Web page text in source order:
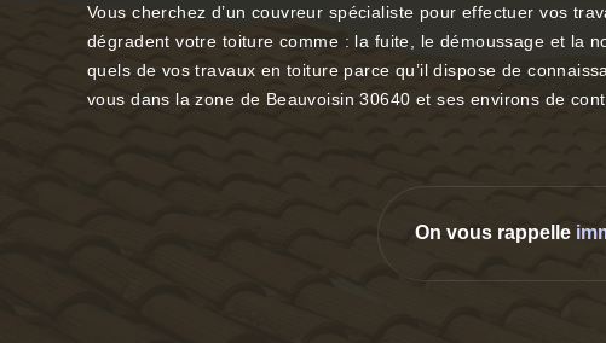
Vous cherchez d’un couvreur spécialiste pour effectuer vos
dégradent votre toiture comme : la fuite, le démoussage et la
quels de vos travaux en toiture parce qu’il dispose de
vous dans la zone de Beauvoisin 30640 et ses environs de
On vous rappelle